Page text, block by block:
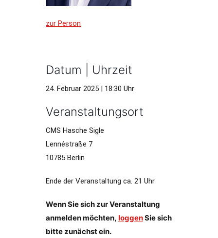
zur Person
Datum | Uhrzeit
24. Februar 2025 | 18:30 Uhr
Veranstaltungsort
CMS Hasche Sigle
Lennéstraße 7
10785 Berlin
Ende der Veranstaltung ca. 21 Uhr
Wenn Sie sich zur Veranstaltung
anmelden möchten, loggenSie sich
bitte zunächst ein.